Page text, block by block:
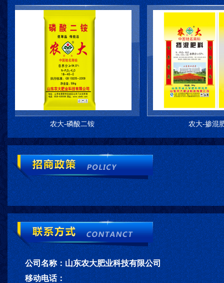
农大-磷酸二铵 农大-掺混肥料19-
公司名称：山东农大肥业科技有限公司
移动电话：